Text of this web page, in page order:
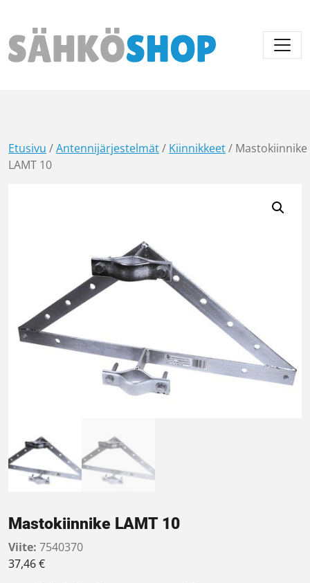
Päävalikko
Etusivu /Antennijärjestelmät/ Kiinnikkeet/ Mastokiinnike
LAMT 10
Mastokiinnike LAMT 10
Viite: 7540370
37,46€